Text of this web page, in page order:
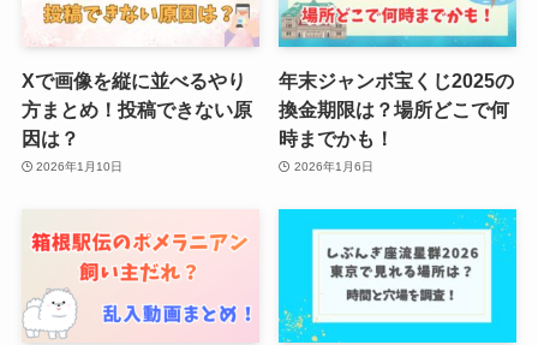
Xで画像を縦に並べるやり
方まとめ！投稿できない原
因は？
2026年1月10日
年末ジャンボ宝くじ2025の
換金期限は？場所どこで何
時までかも！
2026年1月6日